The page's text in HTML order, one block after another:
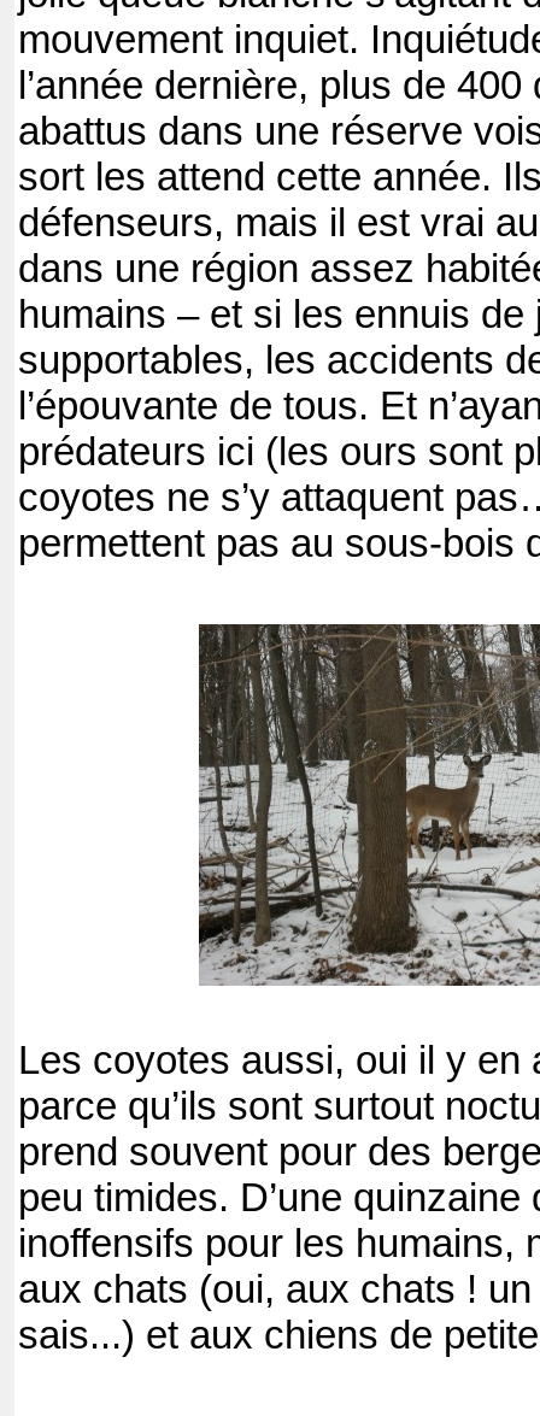
mouvement inquiet.
l’année dernière, plus de 400
abattus dans une réserve
sort les attend cette année.
défenseurs, mais il est vrai
dans une région assez
humains – et si les ennuis de
supportables, les accidents
l’épouvante de tous. Et
prédateurs ici (les ours sont
coyotes ne s’y attaquent
permettent pas au sous-bois
Les coyotes aussi, oui il y en
parce qu’ils sont surtout
prend souvent pour des
peu timides. D’une
inoffensifs pour les humains,
aux chats (oui, aux chats !
sais...) et aux chiens de